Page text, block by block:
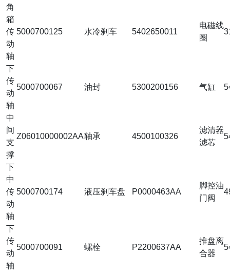
角
箱
传
动
轴
5000700125 水冷刹车 5402650011
电磁线
圈
下
传
动
轴
5000700067 油封 5300200156 气缸
中
间
支
撑
Z06010000002AA轴承 4500100326
滤清器
滤芯
下
中
传
动
轴
5000700174 液压刹车盘 P0000463AA
脚控油
门阀
下
传
动
轴
5000700091 螺栓 P2200637AA
推盘离
合器